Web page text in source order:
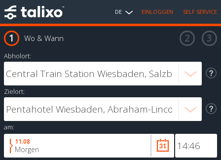
DE EINLOGGEN SELF SERVICE
Wo & Wann
Abholort:
Zielort:
am:
11.08
Morgen